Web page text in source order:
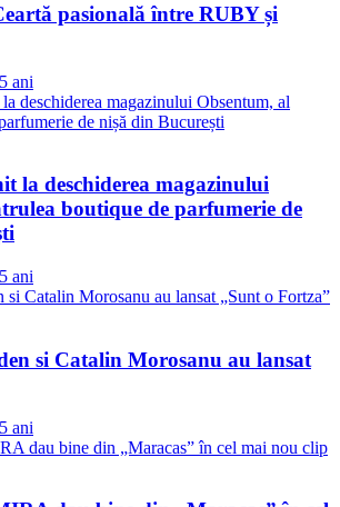
pasională între RUBY și
ani
la deschiderea magazinului
boutique de parfumerie de
ani
si Catalin Morosanu au lansat
ani